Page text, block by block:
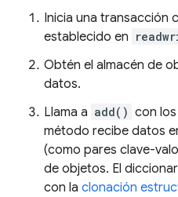
Inicia una transacción
establecido en
Obtén el almacén de
datos.
Llama a add() con
método recibe datos
(como pares clave-
de objetos. El
con la clonación